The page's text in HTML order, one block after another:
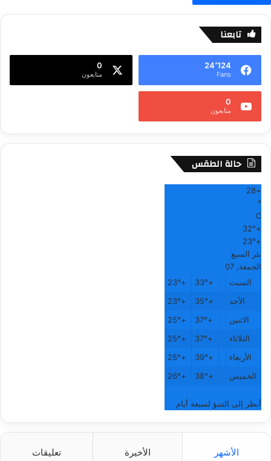
تابعنا
24٬124
Fans
0
متابعون
0
متابعون
حالة الطقس
+
28
°
C
+
32°
+
23°
بئر السبع
الجمعة, 07
السبت
+
33°
+
23°
الأحد
+
35°
+
23°
الاثنين
+
37°
+
25°
الثلاثاء
+
37°
+
25°
الأربعاء
+
39°
+
25°
الخميس
+
38°
+
26°
أنظر إلى التنبؤ لسبعة أيام
الأشهر الأخيرة تعليقات